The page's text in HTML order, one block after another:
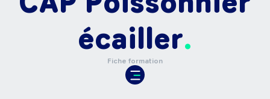
écailler
Fiche formation